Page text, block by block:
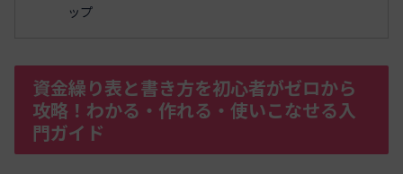
ップ
資金繰り表と書き方を初心者がゼロから
攻略！わかる・作れる・使いこなせる入
門ガイド